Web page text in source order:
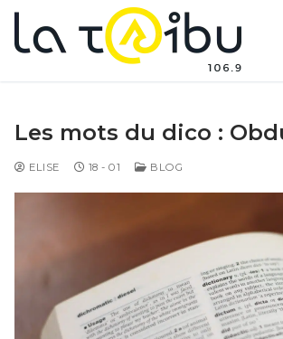
Les mots du dico :
ELISE 18 - 01 BLOG